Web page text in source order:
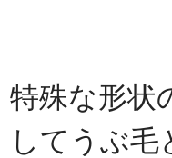
特殊な形状
してうぶ毛